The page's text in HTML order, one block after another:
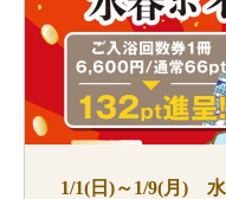
1/1(日)～1/9(月)